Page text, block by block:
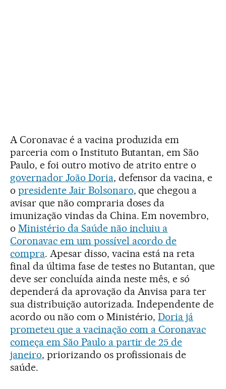
A Coronavac é a vacina produzida em
parceria com o Instituto Butantan, em São
Paulo, e foi outro motivo de atrito entre o
governador João Doria, defensor da vacina, e
o presidente Jair Bolsonaro, que chegou a
avisar que não compraria doses da
imunização vindas da China. Em novembro,
o Ministério da Saúde não incluiu a
Coronavac em um possível acordo de
compra. Apesar disso, vacina está na reta
final da última fase de testes no Butantan, que
deve ser concluída ainda neste mês, e só
dependerá da aprovação da Anvisa para ter
sua distribuição autorizada. Independente de
acordo ou não com o Ministério,Doria já
prometeu que a vacinação com a Coronavac
começa em São Paulo a partir de 25 de
janeiro, priorizando os profissionais de
saúde.